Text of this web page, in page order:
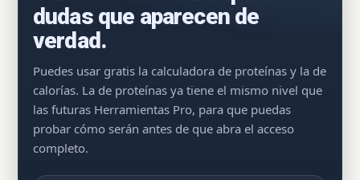
dudas que aparecen de
verdad.
Puedes usar gratis la calculadora de proteínas y la de
calorías. La de proteínas ya tiene el mismo nivel que
las futuras Herramientas Pro, para que puedas
probar cómo serán antes de que abra el acceso
completo.